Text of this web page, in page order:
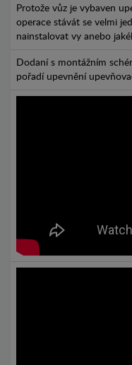
Protože vůz je vybaven
operace stávát se velmi
nainstalovat vy anebo
Dodaní s montážním
pořadí upevnění